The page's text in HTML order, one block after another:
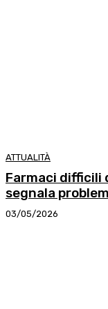
ATTUALITÀ
Farmaci difficili
segnala
03/05/2026